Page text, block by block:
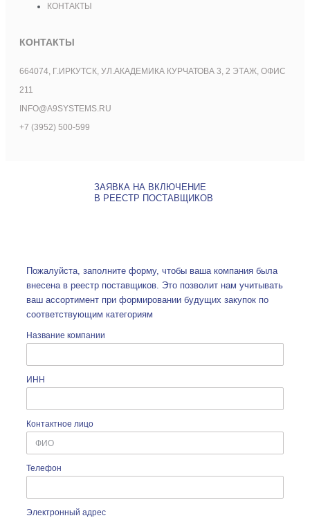
КОНТАКТЫ
КОНТАКТЫ
664074, Г.ИРКУТСК, УЛ.АКАДЕМИКА КУРЧАТОВА 3, 2 ЭТАЖ, ОФИС
211
INFO@A9SYSTEMS.RU
+7 (3952) 500-599
ЗАЯВКА НА ВКЛЮЧЕНИЕ
В РЕЕСТР ПОСТАВЩИКОВ
Пожалуйста, заполните форму, чтобы ваша компания была
внесена в реестр поставщиков. Это позволит нам учитывать
ваш ассортимент при формировании будущих закупок по
соответствующим категориям
Название компании
ИНН
Контактное лицо
Телефон
Электронный адрес